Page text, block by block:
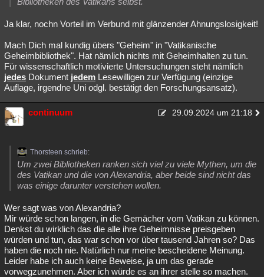
Ja klar, nochn Vorteil im Verbund mit glänzender Ahnungslosigkeit!
Mach Dich mal kundig übers "Geheim" in "Vatikanische
Geheimbibliothek". Hat nämlich nichts mit Geheimhalten zu tun.
Für wissenschaftlich motivierte Untersuchungen steht nämlich
jedes Dokument jedem Lesewilligen zur Verfügung (einzige
Auflage, irgendne Uni odgl. bestätigt den Forschungsansatz).
continuum 29.09.2024 um 21:18
Thorsteen schrieb:
Um zwei Bibliotheken ranken sich viel zu viele Mythen, um die
des Vatikan und die von Alexandria, aber beide sind nicht das
was einige darunter verstehen wollen.
Wer sagt was von Alexandria?
Mir würde schon langen, in die Gemächer vom Vatikan zu können.
Denkst du wirklich das die alle ihre Geheimnisse preisgeben
würden und tun, das war schon vor über tausend Jahren so? Das
haben die noch nie. Natürlich nur meine bescheidene Meinung.
Leider habe ich auch keine Beweise, ja um das gerade
vorwegzunehmen. Aber ich würde es an ihrer stelle so machen.